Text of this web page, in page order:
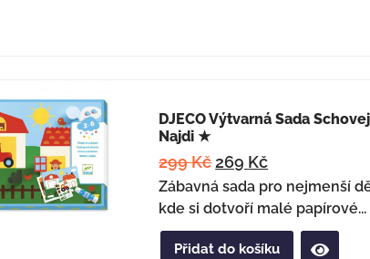
DJECO Výtvarná Sada
Najdi ★
299Kč 269 Kč
Zábavná sada pro nejmenší
kde si dotvoří malé papírové...
Přidat do košíku